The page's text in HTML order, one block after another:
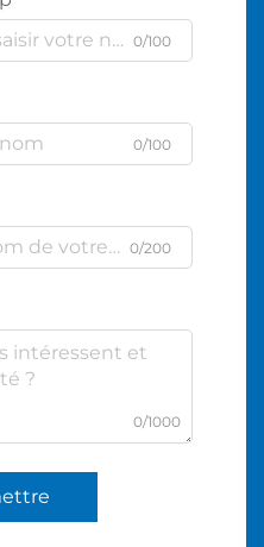
0/100
0/100
0/200
0/1000